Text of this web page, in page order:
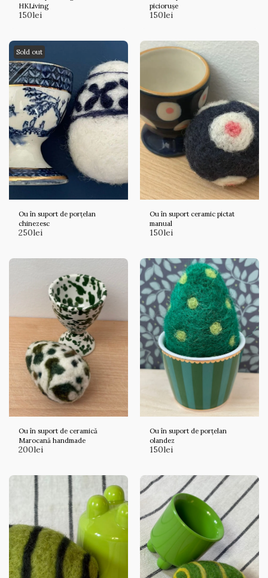
HKLiving
150lei
piciorușe
150lei
Sold out
Ou în suport de porțelan
chinezesc
250lei
Ou în suport ceramic pictat
manual
150lei
Ou în suport de ceramică
Marocană handmade
200lei
Ou în suport de porțelan
olandez
150lei